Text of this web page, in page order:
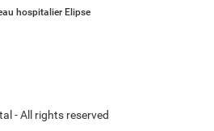
hospitalier Elipse
- All rights reserved